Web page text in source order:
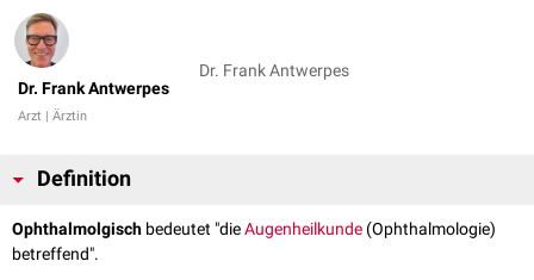
Dr. Frank Antwerpes
Arzt | Ärztin
Dr. Frank Antwerpes
Definition
Ophthalmolgisch bedeutet "dieAugenheilkunde (Ophthalmologie)
betreffend".